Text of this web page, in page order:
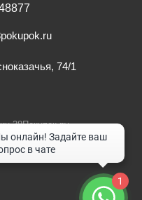
74/1
38Покупок.ру
1